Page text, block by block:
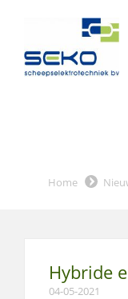
Home
Hybride
04-05-2021